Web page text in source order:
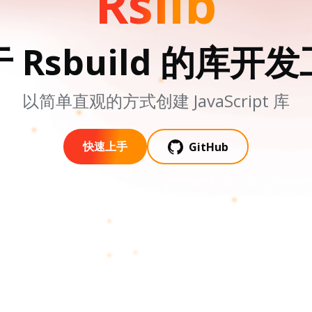
Rsbuild 的库开发
以简单直观的方式创建 JavaScript 库
快速上手 GitHub